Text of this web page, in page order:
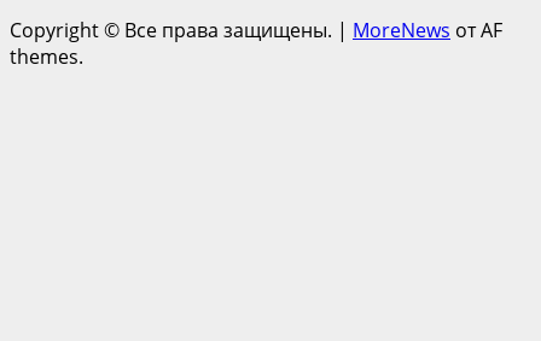
Copyright © Все права защищены. | MoreNews от AF
themes.